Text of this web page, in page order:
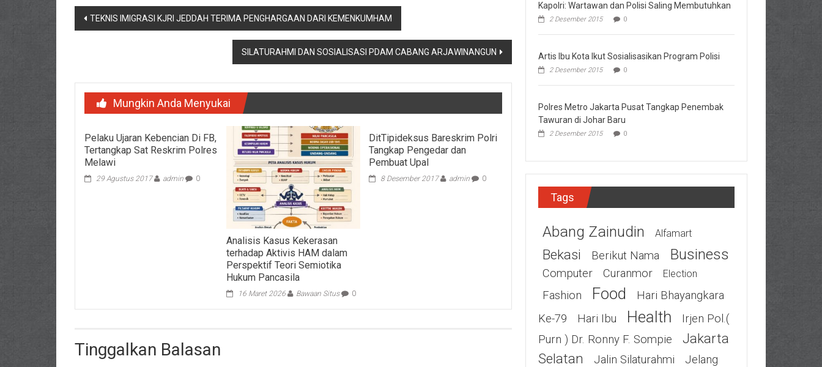
Navigasi
TEKNIS IMIGRASI KJRI JEDDAH TERIMA PENGHARGAAN DARI KEMENKUMHAM
SILATURAHMI DAN SOSIALISASI PDAM CABANG ARJAWINANGUN
Mungkin Anda Menyukai
Pelaku Ujaran Kebencian Di FB,
Tertangkap Sat Reskrim Polres
Melawi
29 Agustus 2017 admin 0
Analisis Kasus Kekerasan
terhadap Aktivis HAM dalam
Perspektif Teori Semiotika
Hukum Pancasila
16 Maret 2026 Bawaan Situs 0
DitTipideksus Bareskrim Polri
Tangkap Pengedar dan
Pembuat Upal
8 Desember 2017 admin 0
Tinggalkan Balasan
Kapolri: Wartawan dan Polisi Saling Membutuhkan
2 Desember 2015 0
Artis Ibu Kota Ikut Sosialisasikan Program Polisi
2 Desember 2015 0
Polres Metro Jakarta Pusat Tangkap Penembak
Tawuran di Johar Baru
2 Desember 2015 0
Tags
Abang Zainudin Alfamart
Bekasi Berikut Nama Business
Computer Curanmor Election
Fashion Food
Hari Bhayangkara
Ke-79
Hari Ibu Health
Irjen Pol.(
Purn ) Dr. Ronny F. Sompie
Jakarta
Selatan
Jalin Silaturahmi
Jelang